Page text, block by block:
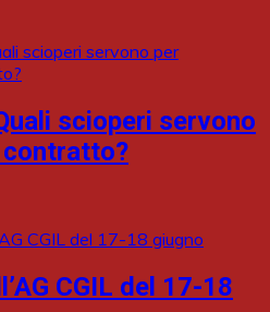
scioperi servono
CGIL del 17-18